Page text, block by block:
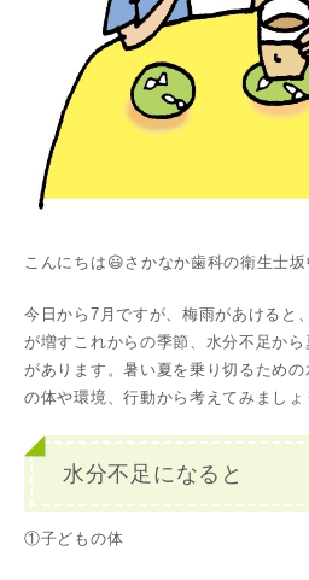
こんにちは😃さかなか歯科の衛生士坂
今日から7月ですが、梅雨があけると
が増すこれからの季節、水分不足か
があります。暑い夏を乗り切るため
の体や環境、行動から考えてみましょ
水分不足になると
①子どもの体